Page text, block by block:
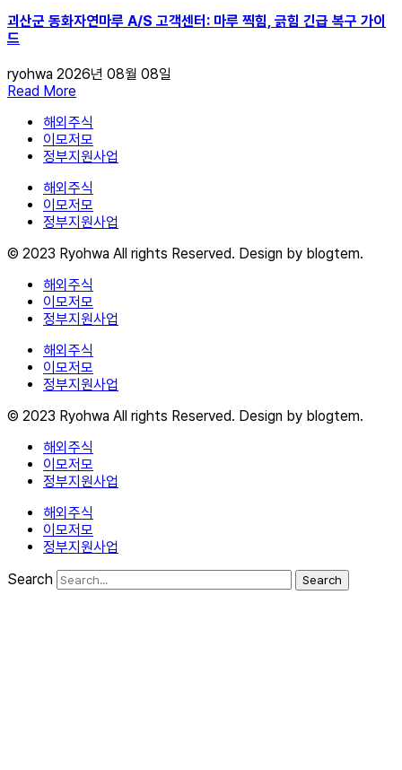
괴산군 동화자연마루 A/S 고객센터: 마루 찍힘, 긁힘 긴급 복구 가이
드
ryohwa 2026년 08월 08일
Read More
해외주식
이모저모
정부지원사업
해외주식
이모저모
정부지원사업
© 2023 Ryohwa All rights Reserved. Design by blogtem.
해외주식
이모저모
정부지원사업
해외주식
이모저모
정부지원사업
© 2023 Ryohwa All rights Reserved. Design by blogtem.
해외주식
이모저모
정부지원사업
해외주식
이모저모
정부지원사업
Search
Search